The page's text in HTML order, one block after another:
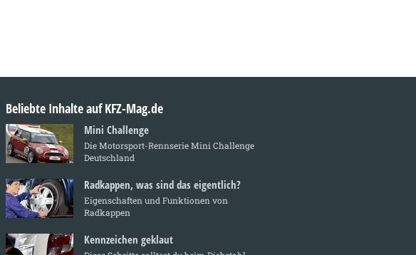
Beliebte Inhalte auf KFZ-Mag.de
Mini Challenge
Die Motorsport-Rennserie Mini Challenge
Deutschland
Radkappen, was sind das eigentlich?
Eigenschaften und Funktionen von
Radkappen
Kennzeichen geklaut